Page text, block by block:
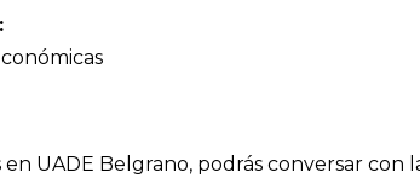
en UADE Belgrano, podrás conversar